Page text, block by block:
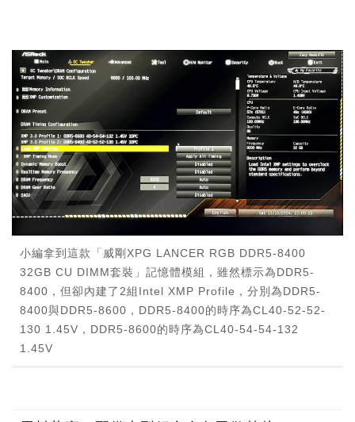
小編拿到這款「威剛XPG LANCER RGB DDR5-8400
32GB CU DIMM套裝」記憶體模組，雖然標示為DDR5-
8400，但卻內建了2組Intel XMP Profile，分別為DDR5-
8400與DDR5-8600，DDR5-8400的時序為CL40-52-52-
130 1.45V，DDR5-8600的時序為CL40-54-54-132
1.45V